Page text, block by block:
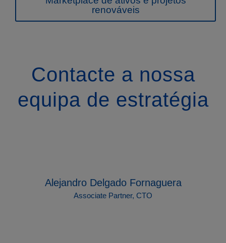
renováveis
Contacte a nossa
equipa de estratégia
Alejandro Delgado Fornaguera
Associate Partner, CTO